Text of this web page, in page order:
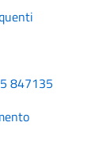
847135